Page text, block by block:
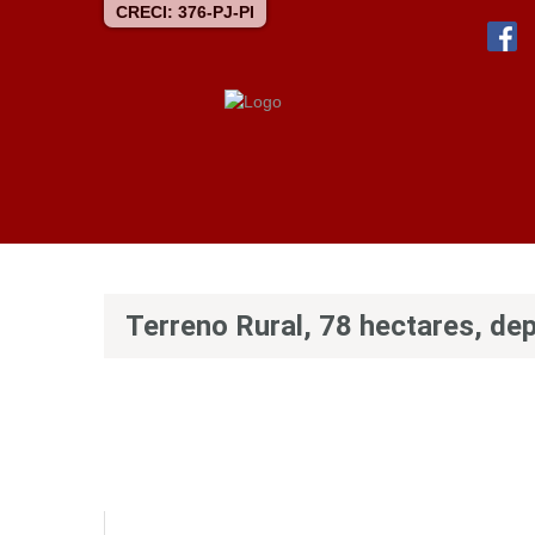
CRECI: 376-PJ-PI
Terreno Rural, 78 hectares,